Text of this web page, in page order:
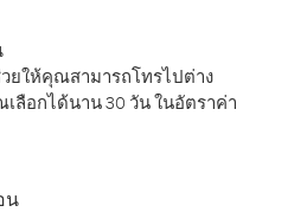
ยให้คุณสามารถโทรไปต่าง
ลือกได้นาน 30 วัน ในอัตราค่า
น